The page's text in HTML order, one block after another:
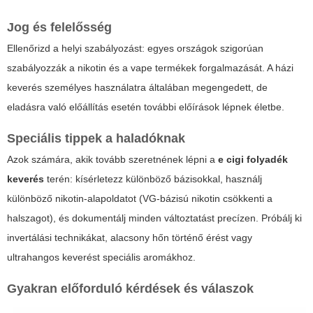
Jog és felelősség
Ellenőrizd a helyi szabályozást: egyes országok szigorúan
szabályozzák a nikotin és a vape termékek forgalmazását. A házi
keverés személyes használatra általában megengedett, de
eladásra való előállítás esetén további előírások lépnek életbe.
Speciális tippek a haladóknak
Azok számára, akik tovább szeretnének lépni a e cigi folyadék
keverés terén: kísérletezz különböző bázisokkal, használj
különböző nikotin-alapoldatot (VG-bázisú nikotin csökkenti a
halszagot), és dokumentálj minden változtatást precízen. Próbálj ki
invertálási technikákat, alacsony hőn történő érést vagy
ultrahangos keverést speciális aromákhoz.
Gyakran előforduló kérdések és válaszok